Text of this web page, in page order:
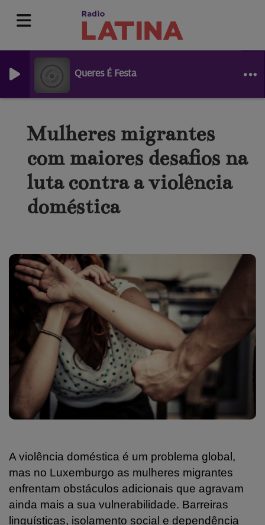
Queres É Festa
Mulheres migrantes
com maiores desafios na
luta contra a violência
doméstica
A violência doméstica é um problema global,
mas no Luxemburgo as mulheres migrantes
enfrentam obstáculos adicionais que agravam
ainda mais a sua vulnerabilidade. Barreiras
linguísticas, isolamento social e dependência